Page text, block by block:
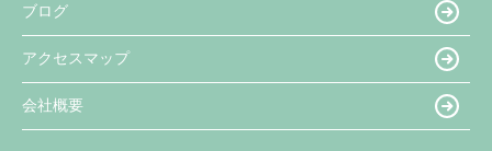
ブログ
アクセスマップ
会社概要